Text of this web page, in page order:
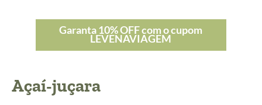
Garanta 10% OFF com o cupom
LEVENAVIAGEM
Açaí-juçara